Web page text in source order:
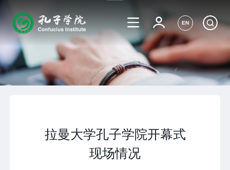
EN
拉曼大学孔子学院开幕式
现场情况